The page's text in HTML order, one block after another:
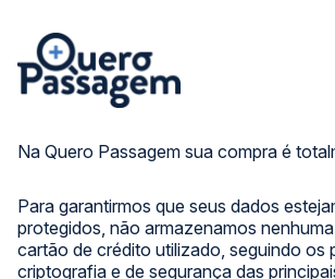
Na Quero Passagem sua compra é
Para garantirmos que seus dados
protegidos, não armazenamos
cartão de crédito utilizado, seguindo os
criptografia e de segurança das